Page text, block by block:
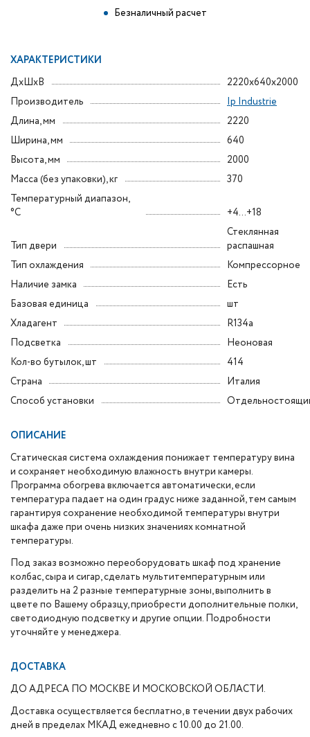
Безналичный расчет
ХАРАКТЕРИСТИКИ
ДxШxВ
2220x640x2000
Производитель
Ip Industrie
Длина, мм
2220
Ширина, мм
640
Высота, мм
2000
Масса (без упаковки), кг
370
Температурный диапазон,
°C
+4...+18
Тип двери
Стеклянная
распашная
Тип охлаждения
Компрессорное
Наличие замка
Есть
Базовая единица
шт
Хладагент
R134a
Подсветка
Неоновая
Кол-во бутылок, шт
414
Страна
Италия
Способ установки
ОПИСАНИЕ
Статическая система охлаждения понижает температуру вина
и сохраняет необходимую влажность внутри камеры.
Программа обогрева включается автоматически, если
температура падает на один градус ниже заданной, тем самым
гарантируя сохранение необходимой температуры внутри
шкафа даже при очень низких значениях комнатной
температуры.
Под заказ возможно переоборудовать шкаф под хранение
колбас, сыра и сигар, сделать мультитемпературным или
разделить на 2 разные температурные зоны, выполнить в
цвете по Вашему образцу, приобрести дополнительные полки,
светодиодную подсветку и другие опции. Подробности
уточняйте у менеджера.
ДОСТАВКА
ДО АДРЕСА ПО МОСКВЕ И МОСКОВСКОЙ ОБЛАСТИ.
Доставка осуществляется бесплатно, в течении двух рабочих
дней в пределах МКАД ежедневно с 10.00 до 21.00.